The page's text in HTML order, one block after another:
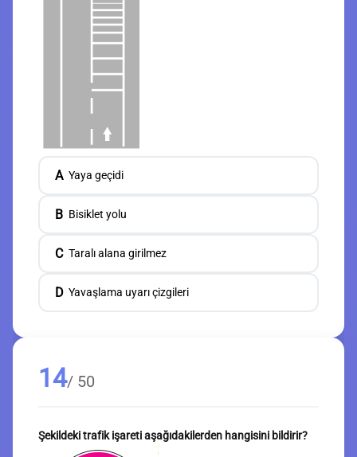
A Yaya geçidi
B Bisiklet yolu
C Taralı alana girilmez
D Yavaşlama uyarı çizgileri
14/ 50
Şekildeki trafik işareti aşağıdakilerden hangisini bildirir?